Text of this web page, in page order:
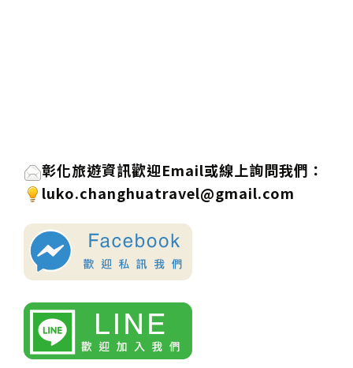
彰化旅遊資訊歡迎Email或線上詢問我們 ：
luko.changhuatravel@gmail.com